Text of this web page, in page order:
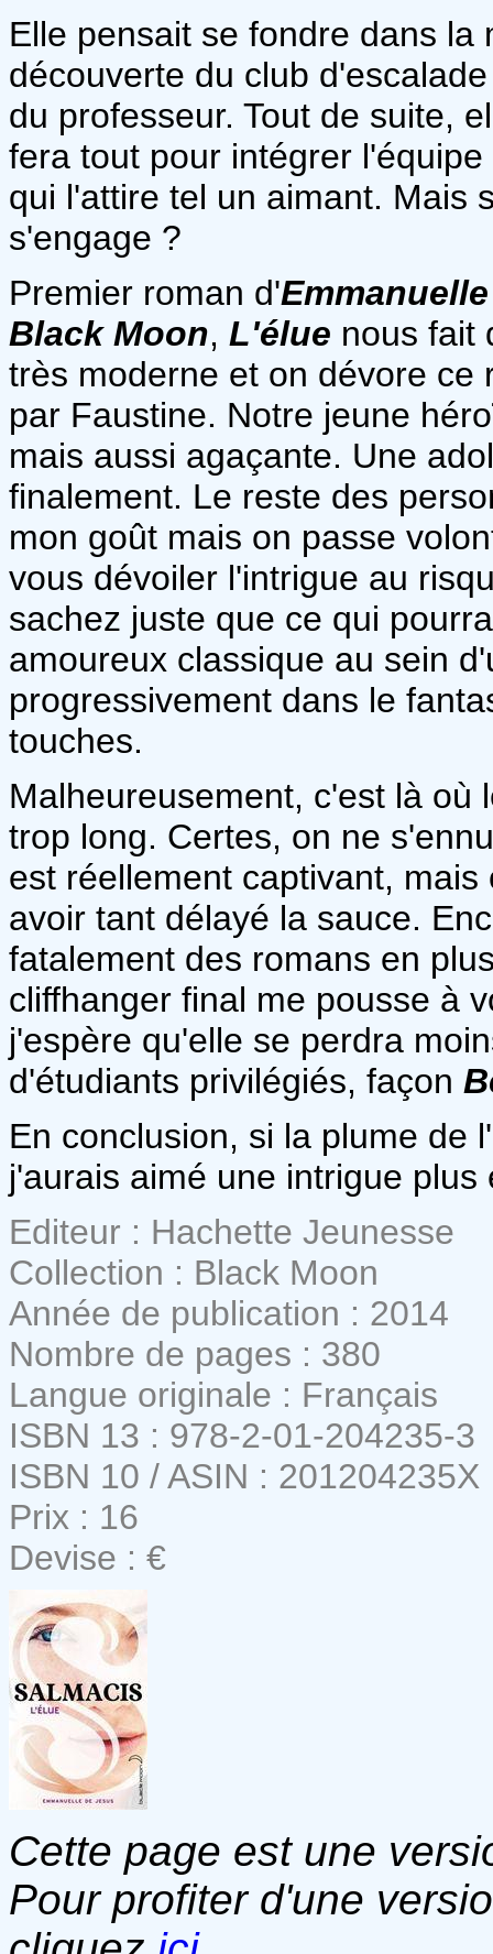
Elle pensait se fondre dans
découverte du club
du professeur. Tout de suite,
fera tout pour intégrer
qui l'attire tel un aimant. Mais
s'engage ?
Premier roman d'
Black Moon, L'élue nous fait
très moderne et on dévore ce
par Faustine. Notre jeune
mais aussi agaçante. Une
finalement. Le reste des
mon goût mais on passe
vous dévoiler l'intrigue au
sachez juste que ce qui
amoureux classique au sein
progressivement dans le
touches.
Malheureusement, c'est là où
trop long. Certes, on ne
est réellement captivant,
avoir tant délayé la sauce.
fatalement des romans en
cliffhanger final me pousse à
j'espère qu'elle se perdra
d'étudiants privilégiés, façon
En conclusion, si la plume de
j'aurais aimé une intrigue plus
Editeur : Hachette Jeunesse
Collection : Black Moon
Année de publication : 2014
Nombre de pages : 380
Langue originale : Français
ISBN 13 : 978-2-01-204235-3
ISBN 10 / ASIN : 201204235X
Prix : 16
Devise : €
Cette page est une
Pour profiter d'une